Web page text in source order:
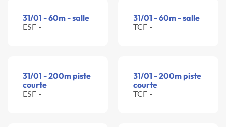
31/01 - 60m - salle
ESF -
31/01 - 60m - salle
TCF -
31/01 - 200m piste
courte
ESF -
31/01 - 200m piste
courte
TCF -